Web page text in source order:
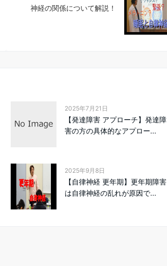
神経の関係について解説！
2025年7月21日
【発達障害 アプローチ】発達障
害の方の具体的なアプロー...
2025年9月8日
【自律神経 更年期】更年期障害
は自律神経の乱れが原因で...